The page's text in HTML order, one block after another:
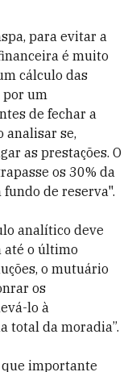
para evitar a
é muito
cálculo das
por um
de fechar a
analisar se,
as prestações. O
os 30% da
de reserva".
analítico deve
até o último
o mutuário
os
lo à
total da moradia”.
importante